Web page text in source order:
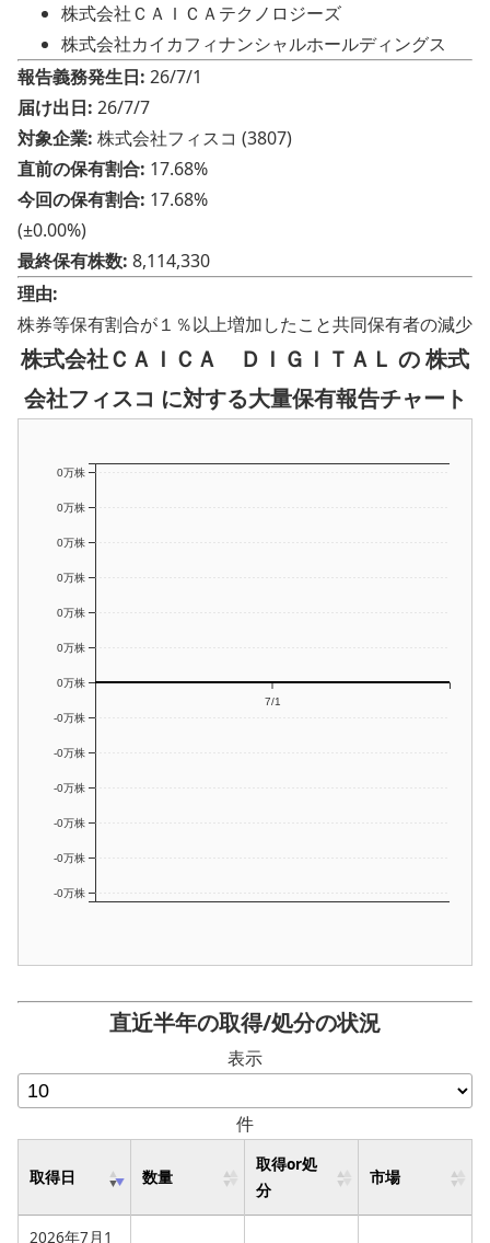
株式会社ＣＡＩＣＡテクノロジーズ
株式会社カイカフィナンシャルホールディングス
報告義務発生日: 26/7/1
届け出日: 26/7/7
対象企業: 株式会社フィスコ (3807)
直前の保有割合: 17.68%
今回の保有割合: 17.68%
(±0.00%)
最終保有株数: 8,114,330
理由:
株券等保有割合が１％以上増加したこと共同保有者の減少
株式会社ＣＡＩＣＡ ＤＩＧＩＴＡＬ の 株式
会社フィスコ に対する大量保有報告チャート
7/1
-0万株
-0万株
-0万株
-0万株
-0万株
-0万株
0万株
0万株
0万株
0万株
0万株
0万株
0万株
直近半年の取得/処分の状況
表示
件
取得日 数量
取得or処
分
市場
2026年7月1